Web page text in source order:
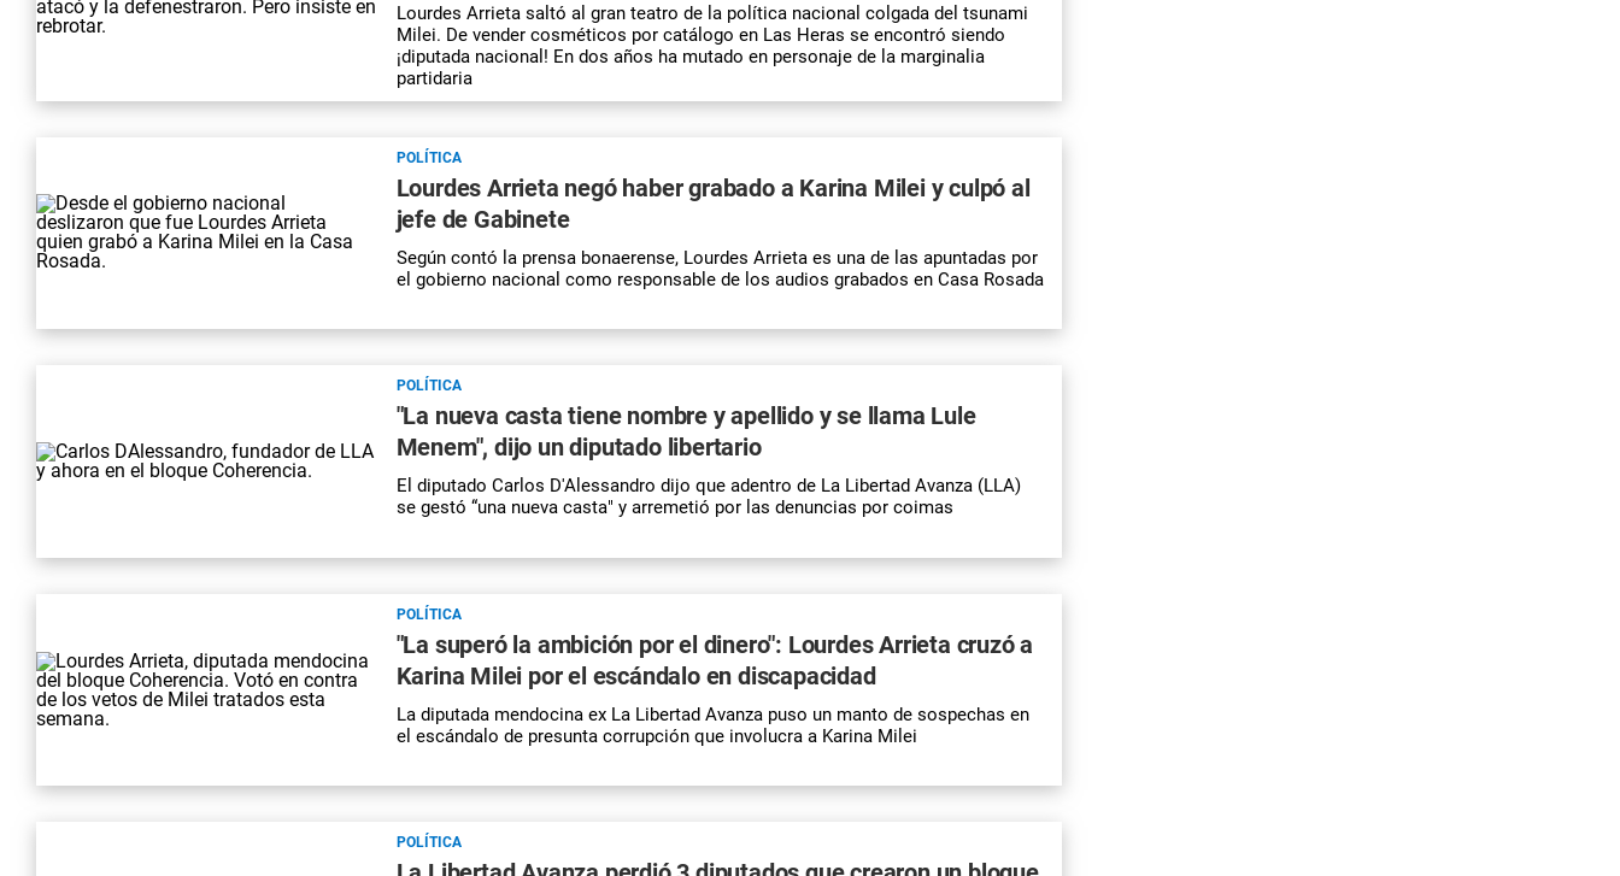
Lourdes Arrieta saltó al gran teatro de la política nacional colgada del tsunami
Milei. De vender cosméticos por catálogo en Las Heras se encontró siendo
¡diputada nacional! En dos años ha mutado en personaje de la marginalia
partidaria
POLÍTICA
Lourdes Arrieta negó haber grabado a Karina Milei y culpó al
jefe de Gabinete
Según contó la prensa bonaerense, Lourdes Arrieta es una de las apuntadas por
el gobierno nacional como responsable de los audios grabados en Casa Rosada
POLÍTICA
"La nueva casta tiene nombre y apellido y se llama Lule
Menem", dijo un diputado libertario
El diputado Carlos D'Alessandro dijo que adentro de La Libertad Avanza (LLA)
se gestó “una nueva casta" y arremetió por las denuncias por coimas
POLÍTICA
"La superó la ambición por el dinero": Lourdes Arrieta cruzó a
Karina Milei por el escándalo en discapacidad
La diputada mendocina ex La Libertad Avanza puso un manto de sospechas en
el escándalo de presunta corrupción que involucra a Karina Milei
POLÍTICA